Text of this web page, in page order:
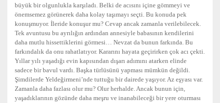
büyük bir olgunlukla karşıladı. Belki de acısını içine gömmeyi ve
önemsemez görünerek daha kolay taşımayı seçti. Bu konuda pek
konuşmuyor. İleride konuşur mu? Cevap ancak zamanla verilebilecek.
Tek avuntusu bu ayrılığın ardından annesiyle babasının kendilerini
daha mutlu hissettiklerini görmesi… Nevzat da bunun farkında. Bu
farkındalık da onu rahatlatıyor. Kararını hayata geçirirken çok acı çekti.
Yıllar yılı yaşadığı evin kapısından dışarı adımını atarken elinde
sadece bir bavul vardı. Başka türlüsünü yapması mümkün değildi.
Şimdilerde Yeldeğirmeni’nde tuttuğu bir dairede yaşıyor. Az eşyası var.
Zamanla daha fazlası olur mu? Olur herhalde. Ancak bunun için,
yaşadıklarının gözünde daha meşru ve inanabileceği bir yere oturması